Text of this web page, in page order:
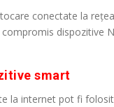
conectate la
dispozitive
smart
la internet pot fi